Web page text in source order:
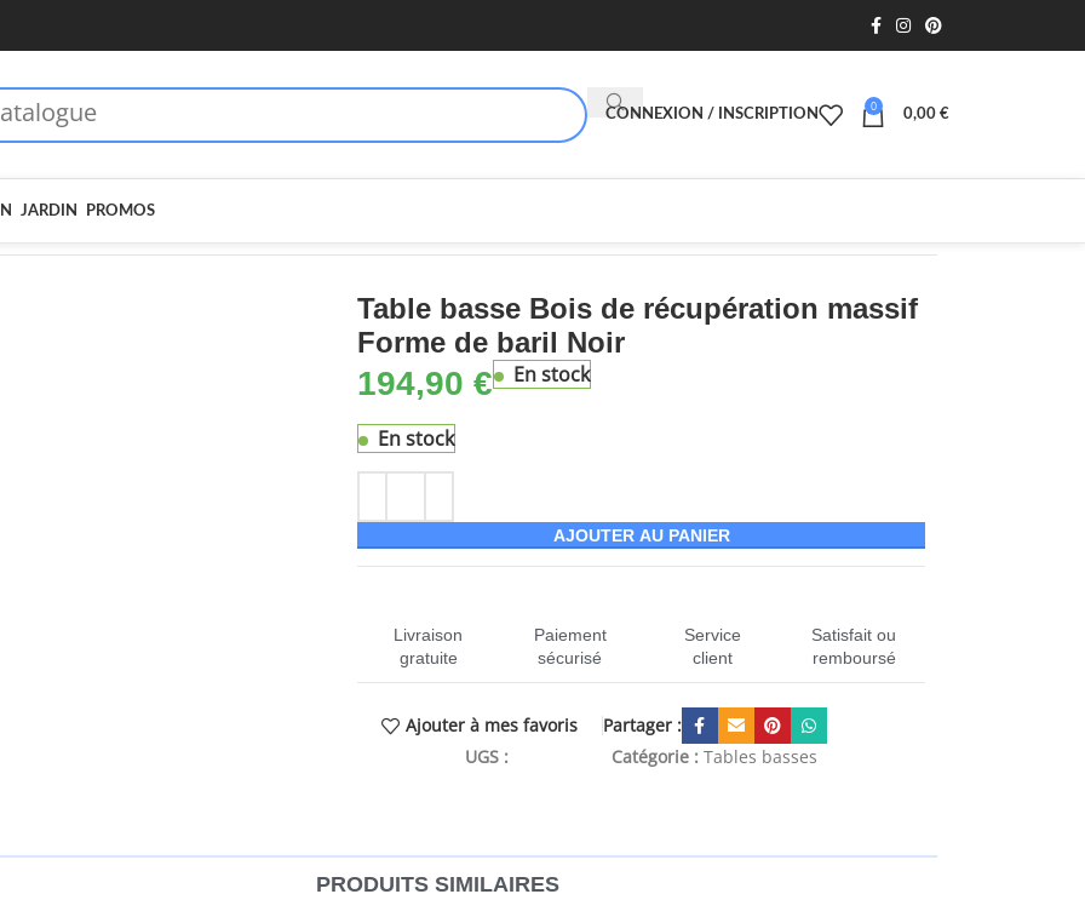
CONNEXION / INSCRIPTION
0
0,00 €
JARDIN PROMOS
Table basse Bois de récupération massif
Forme de baril Noir
194,90€ En stock
En stock
AJOUTER AU PANIER
Livraison
gratuite
Paiement
sécurisé
Service
client
Satisfait ou
remboursé
Ajouter à mes favoris
Partager :
UGS :
Catégorie : Tables basses
PRODUITS SIMILAIRES
70€ - MOIEN10